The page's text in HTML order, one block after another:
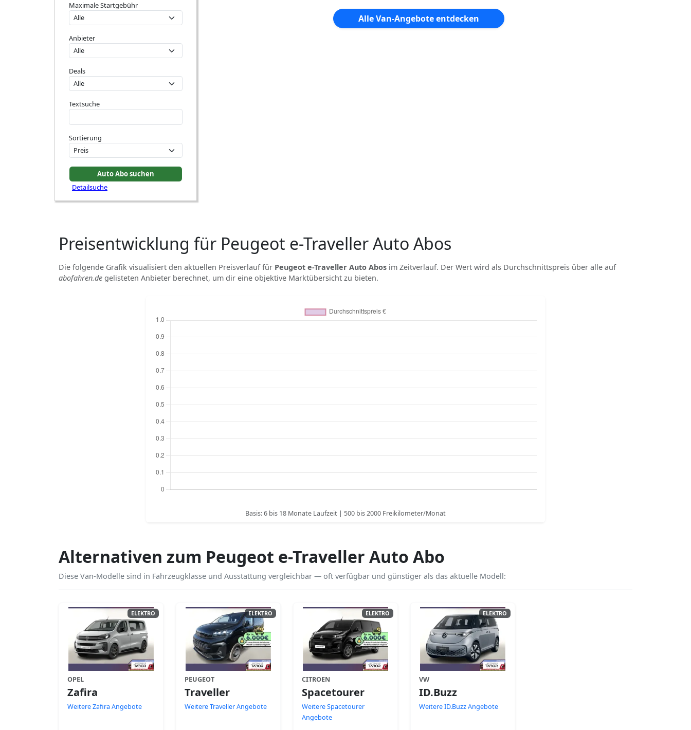
Maximale Startgebühr
Anbieter
Deals
Textsuche
Sortierung
Detailsuche
Alle Van-Angebote entdecken
Preisentwicklung für Peugeot e-Traveller Auto Abos
Die folgende Grafik visualisiert den aktuellen Preisverlauf für Peugeot e-Traveller Auto Abos im Zeitverlauf. Der Wert wird als Durchschnittspreis über alle auf
abofahren.de gelisteten Anbieter berechnet, um dir eine objektive Marktübersicht zu bieten.
Basis: 6 bis 18 Monate Laufzeit | 500 bis 2000 Freikilometer/Monat
Alternativen zum Peugeot e-Traveller Auto Abo
Diese Van-Modelle sind in Fahrzeugklasse und Ausstattung vergleichbar — oft verfügbar und günstiger als das aktuelle Modell:
ELEKTRO
OPEL
Zafira
Weitere Zafira Angebote
ELEKTRO
PEUGEOT
Traveller
Weitere Traveller Angebote
ELEKTRO
CITROEN
Spacetourer
Weitere Spacetourer
Angebote
ELEKTRO
VW
ID.Buzz
Weitere ID.Buzz Angebote